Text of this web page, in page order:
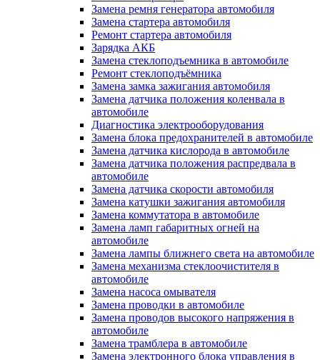
Замена ремня генератора автомобиля
Замена стартера автомобиля
Ремонт стартера автомобиля
Зарядка АКБ
Замена стеклоподъемника в автомобиле
Ремонт стеклоподъёмника
Замена замка зажигания автомобиля
Замена датчика положения коленвала в
автомобиле
Диагностика электрооборудования
Замена блока предохранителей в автомобиле
Замена датчика кислорода в автомобиле
Замена датчика положения распредвала в
автомобиле
Замена датчика скорости автомобиля
Замена катушки зажигания автомобиля
Замена коммутатора в автомобиле
Замена ламп габаритных огней на
автомобиле
Замена лампы ближнего света на автомобиле
Замена механизма стеклоочистителя в
автомобиле
Замена насоса омывателя
Замена проводки в автомобиле
Замена проводов высокого напряжения в
автомобиле
Замена трамблера в автомобиле
Замена электронного блока управления в